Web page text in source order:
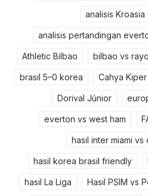
analisis Kroasia
analisis pertandingan
Athletic Bilbao bilbao vs rayo
brasil 5–0 korea Cahya Kiper
Dorival Júnior
everton vs west ham
hasil inter miami
hasil korea brasil friendly
hasil La Liga Hasil PSIM vs